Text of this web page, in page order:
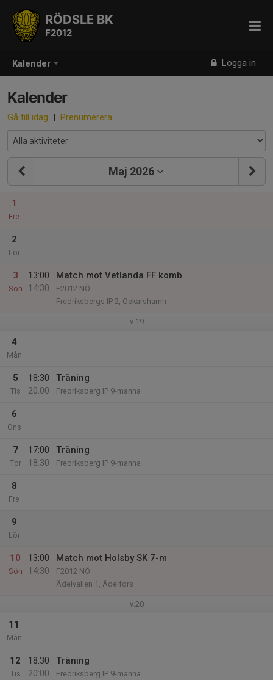
Kalender Logga in
RÖDSLE BK
F2012
Kalender
Gå till idag | Prenumerera
Maj 2026
1
Fre
2
Lör
3
Sön
13:00
14:30
Match mot Vetlanda FF komb
F2012 NÖ
Fredriksbergs IP 2, Oskarshamn
v.19
4
Mån
5
Tis
18:30
20:00
Träning
Fredriksberg IP 9-manna
6
Ons
7
Tor
17:00
18:30
Träning
Fredriksberg IP 9-manna
8
Fre
9
Lör
10
Sön
13:00
14:30
Match mot Holsby SK 7-m
F2012 NÖ
Ädelvallen 1, Ädelfors
v.20
11
Mån
12
Tis
18:30
20:00
Träning
Fredriksberg IP 9-manna